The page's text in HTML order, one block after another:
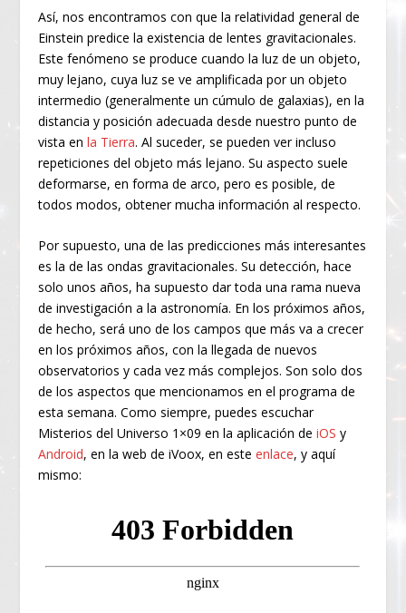
Así, nos encontramos con que la relatividad general de
Einstein predice la existencia de lentes gravitacionales.
Este fenómeno se produce cuando la luz de un objeto,
muy lejano, cuya luz se ve amplificada por un objeto
intermedio (generalmente un cúmulo de galaxias), en la
distancia y posición adecuada desde nuestro punto de
vista enla Tierra. Al suceder, se pueden ver incluso
repeticiones del objeto más lejano. Su aspecto suele
deformarse, en forma de arco, pero es posible, de
todos modos, obtener mucha información al respecto.
Por supuesto, una de las predicciones más interesantes
es la de las ondas gravitacionales. Su detección, hace
solo unos años, ha supuesto dar toda una rama nueva
de investigación a la astronomía. En los próximos años,
de hecho, será uno de los campos que más va a crecer
en los próximos años, con la llegada de nuevos
observatorios y cada vez más complejos. Son solo dos
de los aspectos que mencionamos en el programa de
esta semana. Como siempre, puedes escuchar
Misterios del Universo 1×09 en la aplicación deiOS y
Android, en la web de iVoox, en esteenlace, y aquí
mismo: